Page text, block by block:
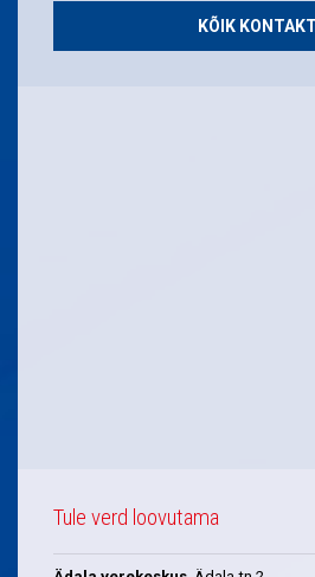
KÕIK
Tule verd loovutama